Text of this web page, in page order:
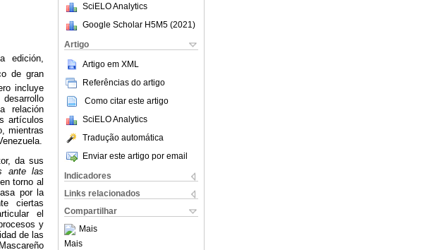
SciELO Analytics
Google Scholar H5M5 (2021 )
Artigo
Artigo em XML
Referências do artigo
Como citar este artigo
SciELO Analytics
Tradução automática
Enviar este artigo por email
Indicadores
Links relacionados
Compartilhar
Mais
Mais
edición,
de gran
incluye
relación
artículos
mientras
da sus
ante las
torno al
por la
ciertas
el
y
de las